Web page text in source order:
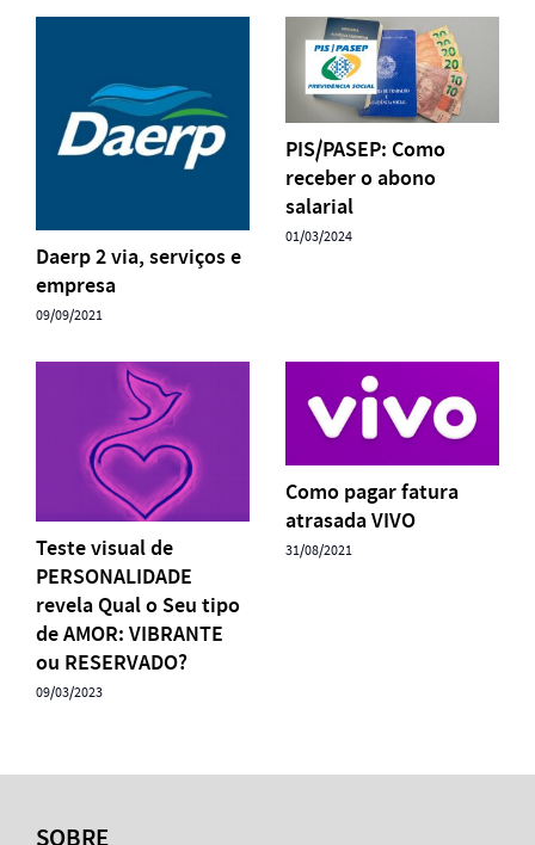
Daerp 2 via, serviços e
empresa
09/09/2021
PIS/PASEP: Como
receber o abono
salarial
01/03/2024
Teste visual de
PERSONALIDADE
revela Qual o Seu tipo
de AMOR: VIBRANTE
ou RESERVADO?
09/03/2023
Como pagar fatura
atrasada VIVO
31/08/2021
SOBRE